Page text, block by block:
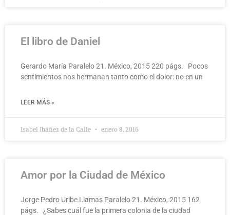
El libro de Daniel
Gerardo María Paralelo 21. México, 2015 220 págs. Pocos
sentimientos nos hermanan tanto como el dolor: no en un
LEER MÁS »
Isabel Ibáñez de la Calle enero 8, 2016
Amor por la Ciudad de México
Jorge Pedro Uribe Llamas Paralelo 21. México, 2015 162
págs. ¿Sabes cuál fue la primera colonia de la ciudad